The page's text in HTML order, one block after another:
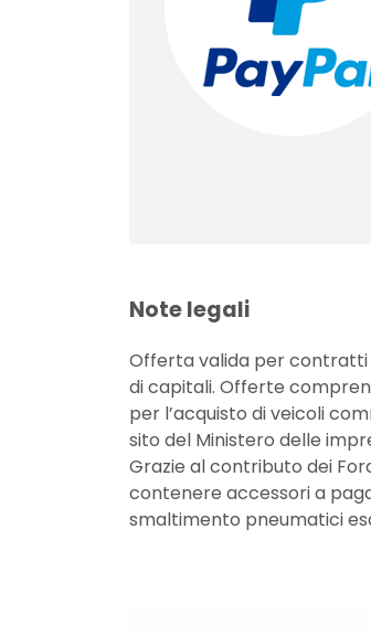
Note legali
Offerta valida per contratti
di capitali. Offerte
per l’acquisto di veicoli
sito del Ministero delle
Grazie al contributo dei
contenere accessori a
smaltimento pneumatici